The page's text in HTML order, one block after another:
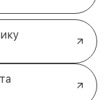
без потери
только
увеличения
выполненные